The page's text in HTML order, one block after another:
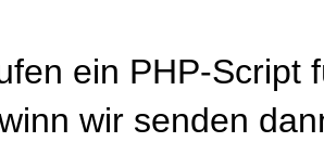
ein PHP-Script
wir senden